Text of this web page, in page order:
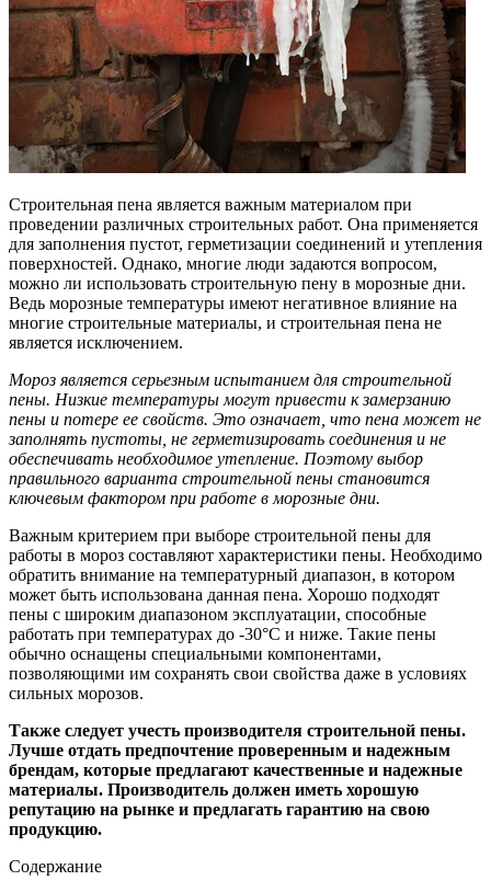
Строительная пена является важным материалом при
проведении различных строительных работ. Она применяется
для заполнения пустот, герметизации соединений и утепления
поверхностей. Однако, многие люди задаются вопросом,
можно ли использовать строительную пену в морозные дни.
Ведь морозные температуры имеют негативное влияние на
многие строительные материалы, и строительная пена не
является исключением.
Мороз является серьезным испытанием для строительной
пены. Низкие температуры могут привести к замерзанию
пены и потере ее свойств. Это означает, что пена может не
заполнять пустоты, не герметизировать соединения и не
обеспечивать необходимое утепление. Поэтому выбор
правильного варианта строительной пены становится
ключевым фактором при работе в морозные дни.
Важным критерием при выборе строительной пены для
работы в мороз составляют характеристики пены. Необходимо
обратить внимание на температурный диапазон, в котором
может быть использована данная пена. Хорошо подходят
пены с широким диапазоном эксплуатации, способные
работать при температурах до -30°С и ниже. Такие пены
обычно оснащены специальными компонентами,
позволяющими им сохранять свои свойства даже в условиях
сильных морозов.
Также следует учесть производителя строительной пены.
Лучше отдать предпочтение проверенным и надежным
брендам, которые предлагают качественные и надежные
материалы. Производитель должен иметь хорошую
репутацию на рынке и предлагать гарантию на свою
продукцию.
Содержание